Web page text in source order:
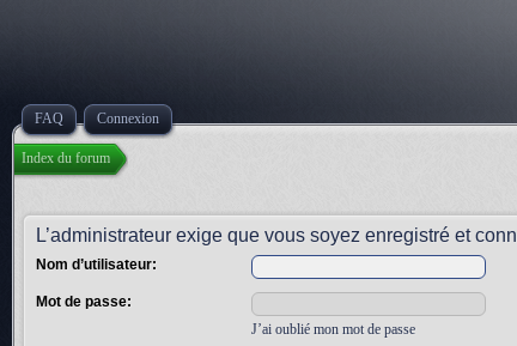
FAQ Connexion
Index du forum
L’administrateur exige que vous soyez enregistré et
Nom d’utilisateur:
Mot de passe:
J’ai oublié mon mot de passe